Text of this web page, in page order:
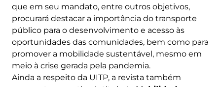
que em seu mandato, entre outros objetivos,
procurará destacar a importância do transporte
público para o desenvolvimento e acesso às
oportunidades das comunidades, bem como para
promover a mobilidade sustentável, mesmo em
meio à crise gerada pela pandemia.
Ainda a respeito da UITP, a revista também